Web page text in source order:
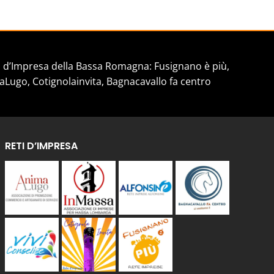
della Bassa Romagna: Fusignano è più,
Cotignolainvita, Bagnacavallo fa centro
RETI D’IMPRESA